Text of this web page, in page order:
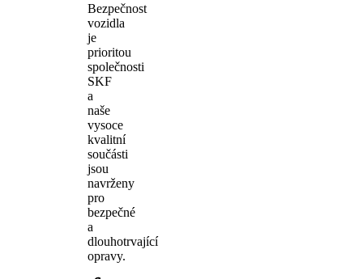
Bezpečnost
vozidla
je
prioritou
společnosti
SKF
a
naše
vysoce
kvalitní
součásti
jsou
navrženy
pro
bezpečné
a
dlouhotrvající
opravy.